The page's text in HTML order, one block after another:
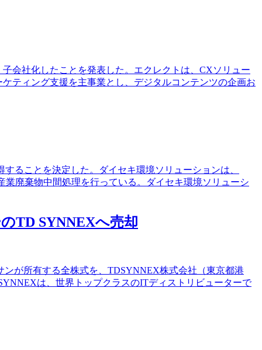
会社化したことを発表した。エクレクトは、CXソリュー
ティング支援を主事業とし、デジタルコンテンツの企画お
ることを決定した。ダイセキ環境ソリューションは、
廃棄物中間処理を行っている。ダイセキ環境ソリューシ
TD SYNNEXへ売却
が所有する全株式を、TDSYNNEX株式会社（東京都港
は、世界トップクラスのITディストリビューターで